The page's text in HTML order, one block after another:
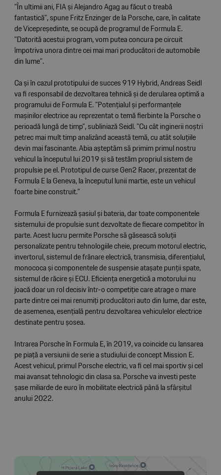
”În ultimii ani, FIA și Alejandro Agag au făcut o treabă
fantastică”, spune Fritz Enzinger de la Porsche, care, în calitate
de Vicepreședinte, se ocupă de programul de Formula E.
”Datorită acestui program, vom putea concura pe circuit
împotriva unora dintre cei mai mari producători de automobile
din lume”.
Ca și în cazul prototipului de succes 919 Hybrid, Andreas Seidl
va fi responsabil de dezvoltarea tehnică și de derularea optimă a
programului de Formula E. ”Potențialul și performanțele
mașinilor electrice au reprezentat o temă fierbinte la Porsche o
perioadă lungă de timp”, subliniază Seidl. ”Cu cât inginerii noștri
petrec mai mult timp analizând această temă, cu atât soluțiile
devin mai fascinante. Abia așteptăm să primim primul nostru
vehicul la începutul lui 2019 și să testăm propriul sistem de
propulsie pe el. Prototipul de curse Gen2 Racer, prezentat de
Formula E la Geneva, la începutul lunii martie, este un vehicul
foarte bine construit.”
Formula E furnizează șasiul și bateria, dar toate componentele
sistemului de propulsie sunt dezvoltate de fiecare competitor în
parte. Acest lucru permite Porsche să găsească soluții
personalizate pentru tehnologiile cheie, precum motorul electric,
invertorul, sistemul de frânare electrică, transmisia, diferențialul,
monococa și componentele de suspensie atașate punții spate,
sistemul de răcire și ECU. Eficiența energetică a motorului nu
joacă doar un rol decisiv într-o competiție care atrage o mare
parte dintre cei mai renumiți producători auto din lume, dar este,
de asemenea, esențială pentru dezvoltarea vehiculelor electrice
destinate pentru șosea.
Intrarea Porsche în Formula E, în 2019, va coincide cu lansarea
pe piață a versiunii de serie a studiului de concept Mission E.
Acest vehicul, primul Porsche electric, va fi cel mai sportiv și cel
mai avansat tehnologic din clasa sa. Porsche va investi peste
șase miliarde de euro în mobilitate electrică până la sfârșitul
anului 2022.